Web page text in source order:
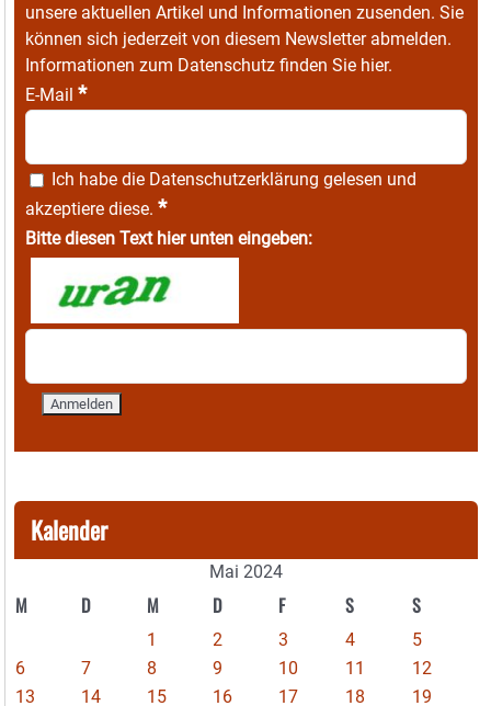
unsere aktuellen Artikel und Informationen zusenden. Sie
können sich jederzeit von diesem Newsletter abmelden.
Informationen zum Datenschutz finden Sie hier.
E-Mail *
Ich habe die Datenschutzerklärung gelesen und
akzeptiere diese. *
Bitte diesen Text hier unten eingeben:
Kalender
Mai 2024
M D M D F S S
1 2 3 4
5
6
7 8 9 10 11
12
13
14 15 16 17 18
19